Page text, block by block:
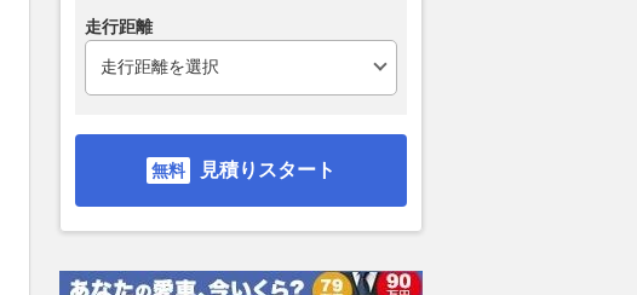
走行距離
見積りスタート